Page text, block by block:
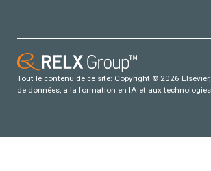
Tout le contenu de ce site: Copyright © 2026
de données, a la formation en IA et aux